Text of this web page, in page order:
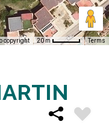
copyright 20 m Terms